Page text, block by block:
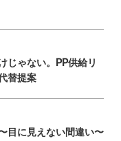
じゃない。PP供給リ
替提案
に見えない間違い〜